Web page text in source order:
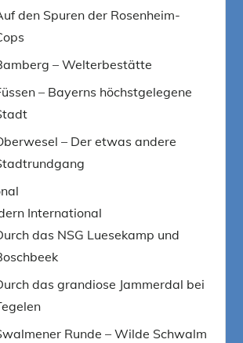
den Spuren der Rosenheim-
– Welterbestätte
– Bayerns höchstgelegene
– Der etwas andere
International
das NSG Luesekamp und
das grandiose Jammerdal bei
Runde – Wilde Schwalm